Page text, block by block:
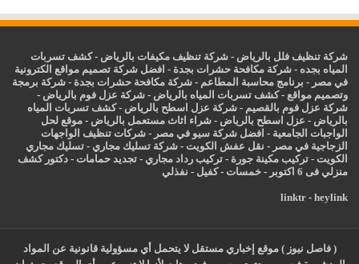
شركة تنظيف فلل بالرياض -شركة تنظيف مكيفات بالرياض -كشف تسربات
المياه بجده -شركة مكافحة حشرات بجدة - افضل شركة تصميم مواقع الكترونية
في مصر - برنامج محاسبة المطاعم -شركة مكافحة حشرات بجدة -شركة برمجة
وتصميم مواقع -كشف تسربات المياه بالرياض -شركة عزل فوم بالرياض -
شركة عزل فوم بالقصيم -شركة عزل اسطح بالرياض -كشف تسربات المياه
بالرياض - عزل اسطح بالرياض -شراء اثاث مستعمل بالرياض - موقع لحل
الواجبات الجامعية - افضل شركة سيو في مصر -شركات تنظيف الواجهات
الزجاجية في مصر - نقل عفش الكويت -شركة تسليك مجاري -تسليك مجاري
الكويت -تركيب مكينة جورة -تركيب رداد مجاري -تجديد حمامات -دكتور كشف
منزلي فى 6 اكتوبر
-خمسات -كفيل - نفذلي
linktr- heylink
( فاصل نيوز ) موقع إخباري مستقل لا يتحمل أي مسؤولية قانونية عن المواد